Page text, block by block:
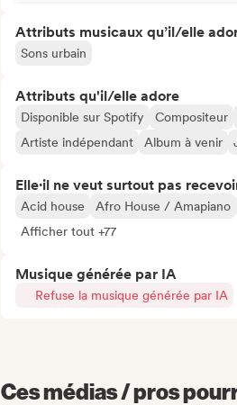
Attributs musicaux qu’il/elle
Sons urbain
Attributs qu'il/elle adore
Disponible sur Spotify Compositeur
Artiste indépendant
Album à venir
Elle·il ne veut surtout pas
Acid house Afro House / Amapiano
Afficher tout +77
Musique générée par IA
Refuse la musique générée par IA
Ces médias / pros